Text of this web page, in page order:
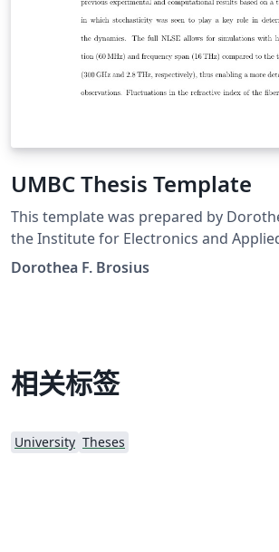
UMBC Thesis Template
This template was prepared by
the Institute for Electronics and
University of Maryland, College Park,
http://gradschool.umbc.edu/
21 Sept 2016
Dorothea F. Brosius
相关标签
University Theses